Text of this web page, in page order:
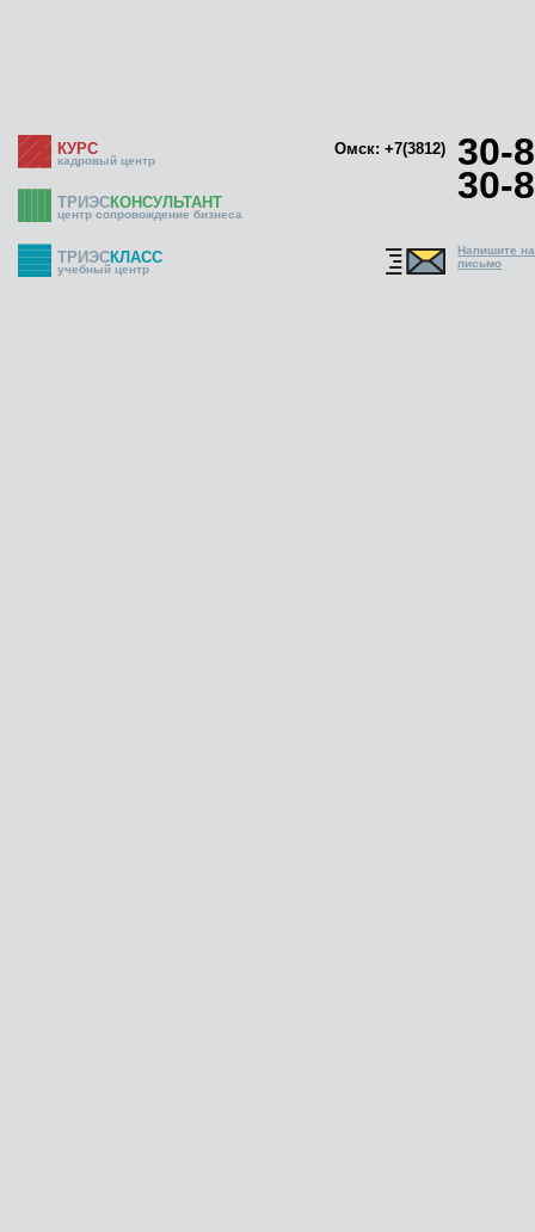
КУРС
кадровый центр
Омск: +7(3812) 30-
30-
ТРИЭСКОНСУЛЬТАНТ
центр сопровождение бизнеса
ТРИЭСКЛАСС
учебный центр
Напишите
письмо